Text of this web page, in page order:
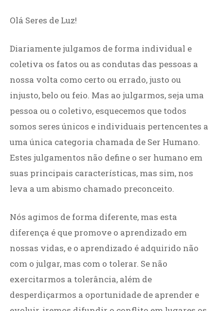
Olá Seres de Luz!
Diariamente julgamos de forma individual e
coletiva os fatos ou as condutas das pessoas a
nossa volta como certo ou errado, justo ou
injusto, belo ou feio. Mas ao julgarmos, seja uma
pessoa ou o coletivo, esquecemos que todos
somos seres únicos e individuais pertencentes a
uma única categoria chamada de Ser Humano.
Estes julgamentos não define o ser humano em
suas principais características, mas sim, nos
leva a um abismo chamado preconceito.
Nós agimos de forma diferente, mas esta
diferença é que promove o aprendizado em
nossas vidas, e o aprendizado é adquirido não
com o julgar, mas com o tolerar. Se não
exercitarmos a tolerância, além de
desperdiçarmos a oportunidade de aprender e